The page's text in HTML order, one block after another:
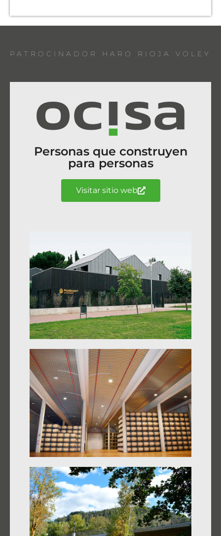
PATROCINADOR HARO RIOJA VOLEY
Personas que construyen
para personas
Visitar sitio web